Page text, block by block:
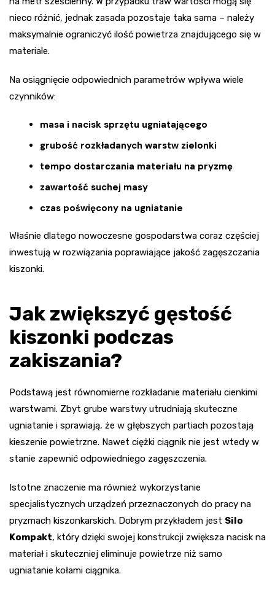
nieco różnić, jednak zasada pozostaje taka sama – należy
maksymalnie ograniczyć ilość powietrza znajdującego się w
materiale.
Na osiągnięcie odpowiednich parametrów wpływa wiele
czynników:
masa i nacisk sprzętu ugniatającego
grubość rozkładanych warstw zielonki
tempo dostarczania materiału na pryzmę
zawartość suchej masy
czas poświęcony na ugniatanie
Właśnie dlatego nowoczesne gospodarstwa coraz częściej
inwestują w rozwiązania poprawiające jakość zagęszczania
kiszonki.
Jak zwiększyć gęstość
kiszonki podczas
zakiszania?
Podstawą jest równomierne rozkładanie materiału cienkimi
warstwami. Zbyt grube warstwy utrudniają skuteczne
ugniatanie i sprawiają, że w głębszych partiach pozostają
kieszenie powietrzne. Nawet ciężki ciągnik nie jest wtedy w
stanie zapewnić odpowiedniego zagęszczenia.
Istotne znaczenie ma również wykorzystanie
specjalistycznych urządzeń przeznaczonych do pracy na
pryzmach kiszonkarskich. Dobrym przykładem jest Silo
Kompakt, który dzięki swojej konstrukcji zwiększa nacisk na
materiał i skuteczniej eliminuje powietrze niż samo
ugniatanie kołami ciągnika.